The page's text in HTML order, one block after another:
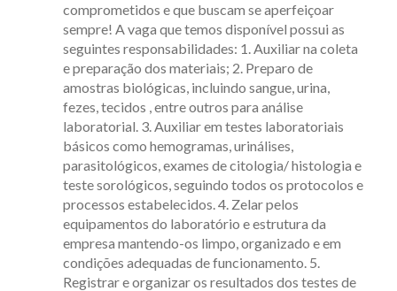
comprometidos e que buscam se aperfeiçoar
sempre! A vaga que temos disponível possui as
seguintes responsabilidades: 1. Auxiliar na coleta
e preparação dos materiais; 2. Preparo de
amostras biológicas, incluindo sangue, urina,
fezes, tecidos , entre outros para análise
laboratorial. 3. Auxiliar em testes laboratoriais
básicos como hemogramas, urinálises,
parasitológicos, exames de citologia/ histologia e
teste sorológicos, seguindo todos os protocolos e
processos estabelecidos. 4. Zelar pelos
equipamentos do laboratório e estrutura da
empresa mantendo-os limpo, organizado e em
condições adequadas de funcionamento. 5.
Registrar e organizar os resultados dos testes de